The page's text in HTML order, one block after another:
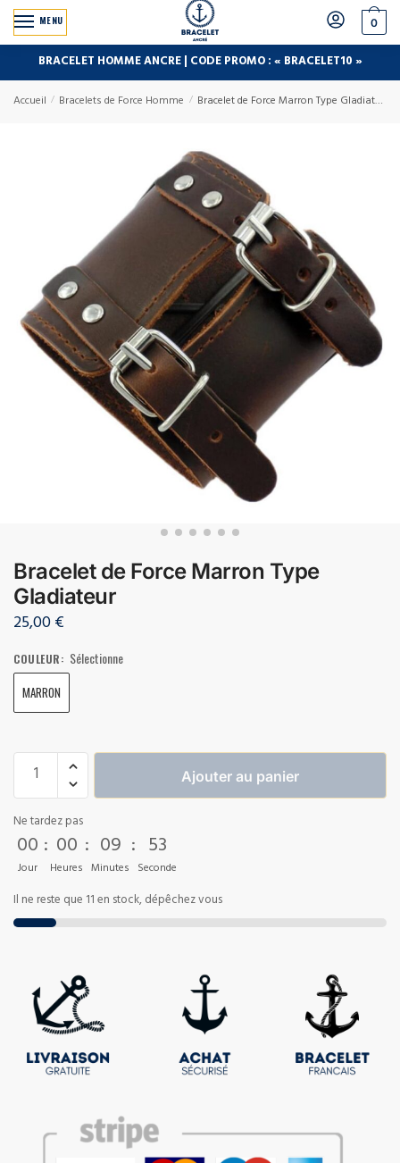
MENU 0
BRACELET HOMME ANCRE | CODE PROMO : « BRACELET10 »
Accueil / Bracelets de Force Homme / Bracelet de Force Marron Type Gladiateur
Bracelet de Force Marron Type
Gladiateur
25,00€
COULEUR: Sélectionne
MARRON
Ajouter au panier
Ne tardez pas
00
Jour
: 00
Heures
: 09
Minutes
: 53
Seconde
Il ne reste que 11 en stock, dépêchez vous